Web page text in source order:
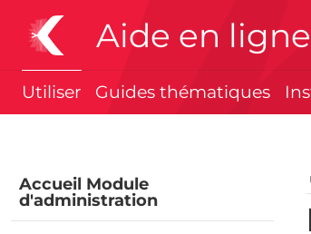
Aide en
Utiliser Guides thématiques
Accueil Module
d'administration